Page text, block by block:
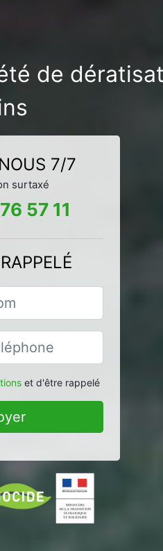
de
7/7
surtaxé
57 11
et d'être rappelé